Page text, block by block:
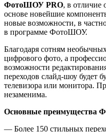
ФотоШОУ PRO, в отличие
основе новейшие
новые возможности, в
в программе ФотоШОУ.
Благодаря сотням
цифрового фото, а
возможности
переходов слайд-шоу будет
телевизора или монитора.
незаменима.
Основные преимущества
— Более 150 стильных